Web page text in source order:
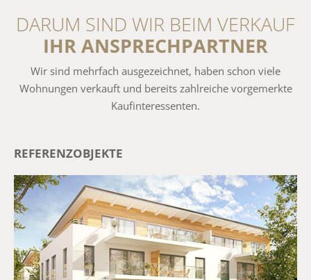
DARUM SIND WIR BEIM VERKAUF
IHR ANSPRECHPARTNER
Wir sind mehrfach ausgezeichnet, haben schon viele
Wohnungen verkauft und bereits zahlreiche vorgemerkte
Kaufinteressenten.
REFERENZOBJEKTE